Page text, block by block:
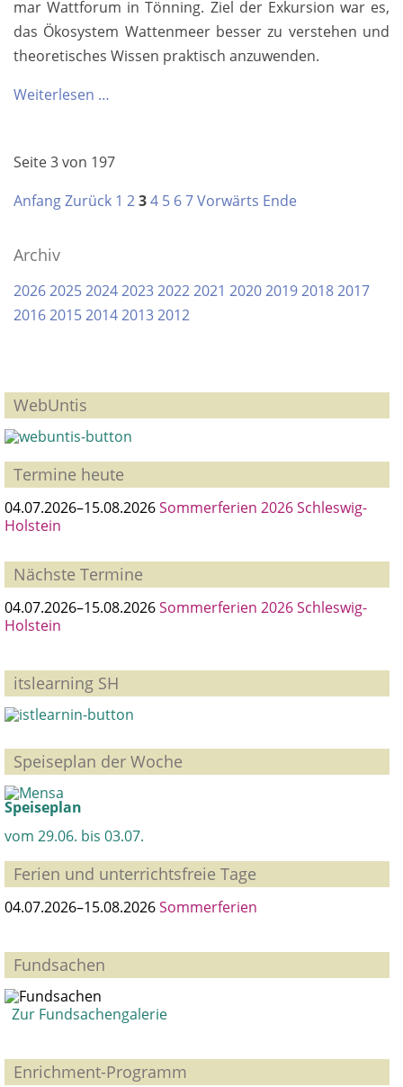
mar Watt­fo­rum in Tön­ning. Ziel der Ex­kur­si­on war es,
das Ö­ko­sys­tem Wat­ten­meer bes­ser zu ver­ste­hen und
theo­re­ti­sches Wis­sen prak­tisch an­zu­wen­den.
Weiterlesen …
Besuch
des
in
Tönning
Seite 3 von 197
AnfangZurück 1 234 5 67Vorwärts Ende
Archiv
202620252024202320222021 2020201920182017
20162015201420132012
WebUntis
Termine heute
04.07.2026–15.08.2026Sommerferien 2026 Schleswig-
Holstein
Nächste Termine
04.07.2026–15.08.2026Sommerferien 2026 Schleswig-
Holstein
itslearning SH
Speiseplan der Woche
Speiseplan
vom 29.06. bis 03.07.
Ferien und unterrichtsfreie Tage
04.07.2026–15.08.2026Sommerferien
Fundsachen
Zur Fundsachengalerie
Enrichment-Programm